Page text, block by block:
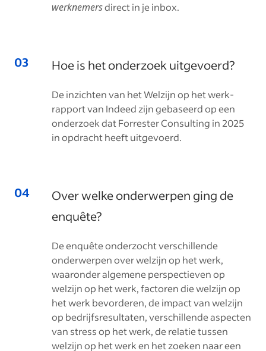
werknemersdirect in je inbox.
Hoe is het onderzoek uitgevoerd?
De inzichten van het Welzijn op het werk-
rapport van Indeed zijn gebaseerd op een
onderzoek dat Forrester Consulting in 2025
in opdracht heeft uitgevoerd.
Over welke onderwerpen ging de
enquête?
De enquête onderzocht verschillende
onderwerpen over welzijn op het werk,
waaronder algemene perspectieven op
welzijn op het werk, factoren die welzijn op
het werk bevorderen, de impact van welzijn
op bedrijfsresultaten, verschillende aspecten
van stress op het werk, de relatie tussen
welzijn op het werk en het zoeken naar een